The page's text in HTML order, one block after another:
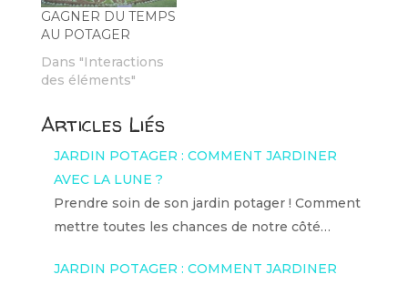
GAGNER DU TEMPS
AU POTAGER
Dans "Interactions
des éléments"
Articles Liés
JARDIN POTAGER : COMMENT JARDINER
AVEC LA LUNE ?
Prendre soin de son jardin potager ! Comment
mettre toutes les chances de notre côté…
JARDIN POTAGER : COMMENT JARDINER